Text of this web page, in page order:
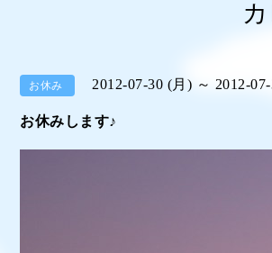
お休み 2012-07-30 (月) ～ 2012-
お休みします♪